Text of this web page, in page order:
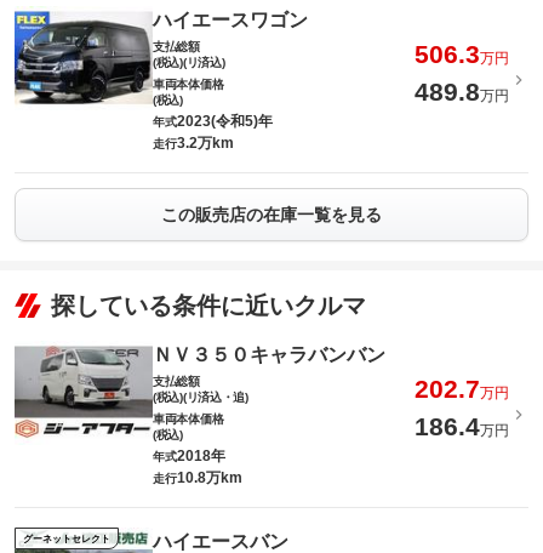
ハイエースワゴン
支払総額
(税込)(リ済込)
506.3万円
車両本体価格
(税込)
489.8万円
年式2023(令和5)年
走行3.2万km
この販売店の在庫一覧を見る
探している条件に近いクルマ
ＮＶ３５０キャラバンバン
支払総額
(税込)(リ済込・追)
202.7万円
車両本体価格
(税込)
186.4万円
年式2018年
走行10.8万km
グーネットセレクト ハイエースバン